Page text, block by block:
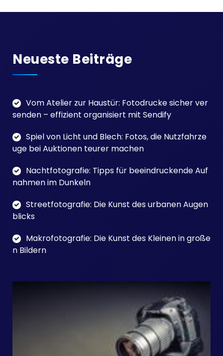
Neueste Beiträge
Vom Atelier zur Haustür: Fotodrucke sicher ver
senden – effizient organisiert mit Sendify
Spiel von Licht und Blech: Fotos, die Nutzfahrze
uge bei Auktionen teurer machen
Nachtfotografie: Tipps für beeindruckende Auf
nahmen im Dunkeln
Streetfotografie: Die Kunst des urbanen Augen
blicks
Makrofotografie: Die Kunst des Kleinen in große
n Bildern